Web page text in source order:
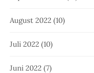
August 2022 (10)
Juli 2022 (10)
Juni 2022 (7)